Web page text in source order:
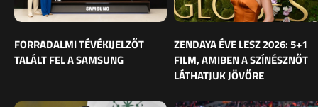
FORRADALMI TÉVÉKIJELZŐT
TALÁLT FEL A SAMSUNG
ZENDAYA ÉVE LESZ 2026: 5+1
FILM, AMIBEN A SZÍNÉSZNŐT
LÁTHATJUK JÖVŐRE